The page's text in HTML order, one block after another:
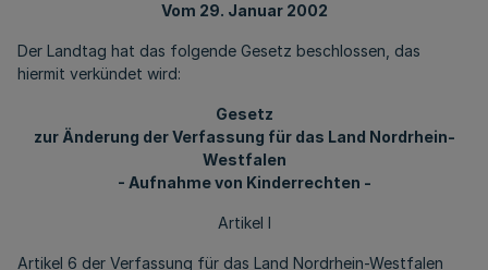
Vom 29. Januar 2002
Der Landtag hat das folgende Gesetz beschlossen, das
hiermit verkündet wird:
Gesetz
zur Änderung der Verfassung für das Land Nordrhein-
Westfalen
- Aufnahme von Kinderrechten -
Artikel I
Artikel 6 der Verfassung für das Land Nordrhein-Westfalen